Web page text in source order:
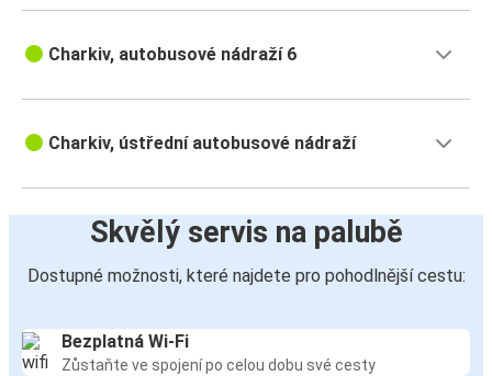
Charkiv, autobusové nádraží 6
Charkiv, ústřední autobusové nádraží
Skvělý servis na palubě
Dostupné možnosti, které najdete pro pohodlnější cestu:
Bezplatná Wi-Fi
Zůstaňte ve spojení po celou dobu své cesty